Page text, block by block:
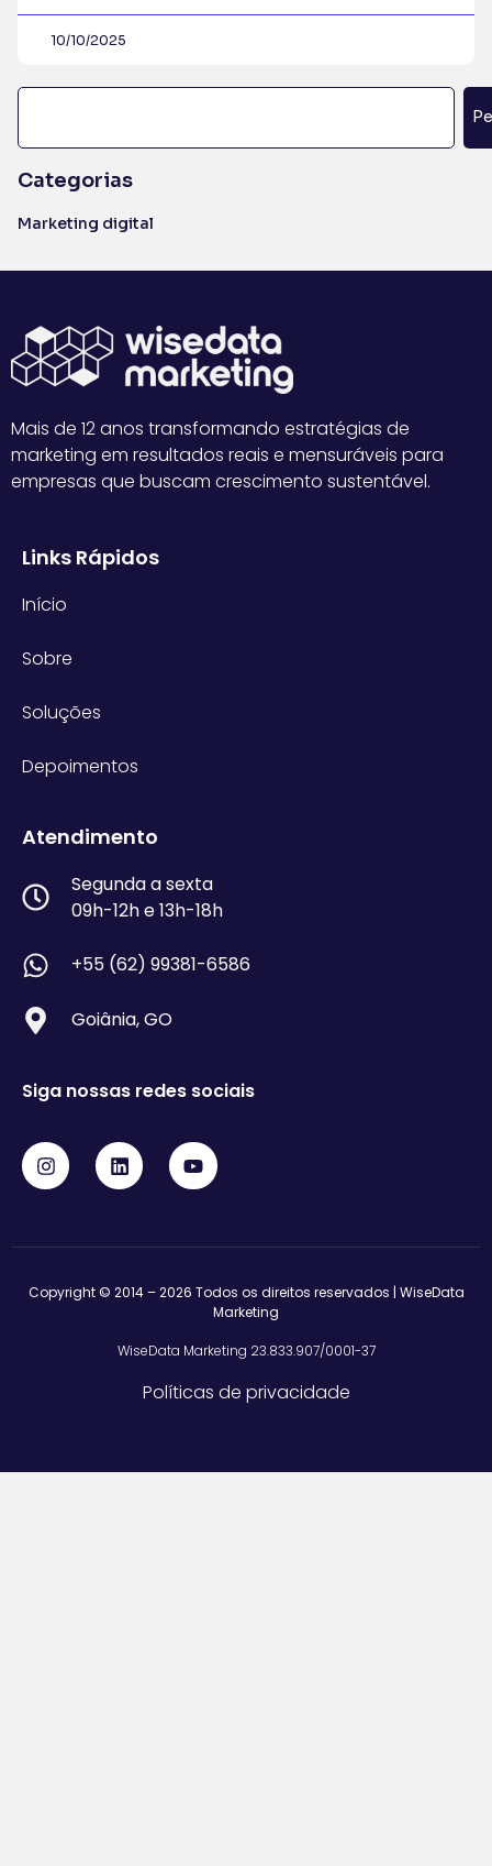
10/10/2025
Categorias
Marketing digital
Mais de 12 anos transformando estratégias de
marketing em resultados reais e mensuráveis para
empresas que buscam crescimento sustentável.
Links Rápidos
Início
Sobre
Soluções
Depoimentos
Atendimento
Segunda a sexta
09h-12h e 13h-18h
+55 (62) 99381-6586
Goiânia, GO
Siga nossas redes sociais
Copyright © 2014 – 2026 Todos os direitos reservados | WiseData
Marketing
WiseData Marketing 23.833.907/0001-37
Políticas de privacidade